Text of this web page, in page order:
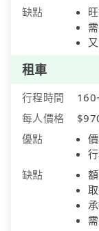
缺點
租車
行程時間
每人價格
優點
缺點